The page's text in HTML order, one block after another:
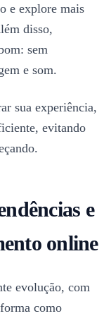
e explore mais
disso,
sem
e som.
sua experiência,
evitando
e
online
evolução, com
como